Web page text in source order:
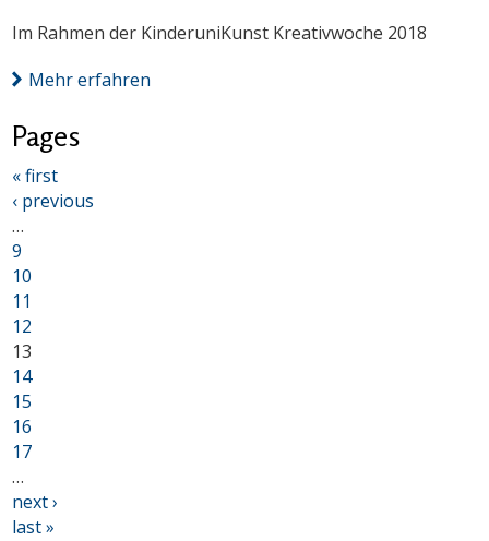
Im Rahmen der KinderuniKunst Kreativwoche 2018
Mehr erfahren
Pages
« first
‹ previous
…
9
10
11
12
13
14
15
16
17
…
next ›
last »